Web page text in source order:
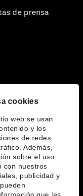
cookies
web se usan
y los
de redes
Además,
sobre el uso
con nuestros
publicidad y
de prensa